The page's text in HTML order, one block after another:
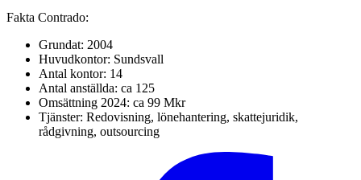
Fakta Contrado:
Grundat: 2004
Huvudkontor: Sundsvall
Antal kontor: 14
Antal anställda: ca 125
Omsättning 2024: ca 99 Mkr
Tjänster: Redovisning, lönehantering, skattejuridik,
rådgivning, outsourcing